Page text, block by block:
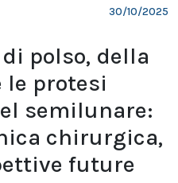
30/10/2025
polso, della
le protesi
semilunare:
chirurgica,
future